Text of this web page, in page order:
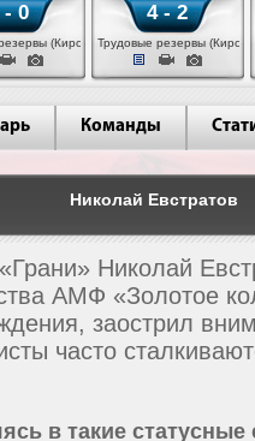
- 0
(Киров)
4 - 2
Трудовые резервы (Киров)
Команды
Николай Евстратов
Николай
АМФ «Золотое
заострил
часто
в такие